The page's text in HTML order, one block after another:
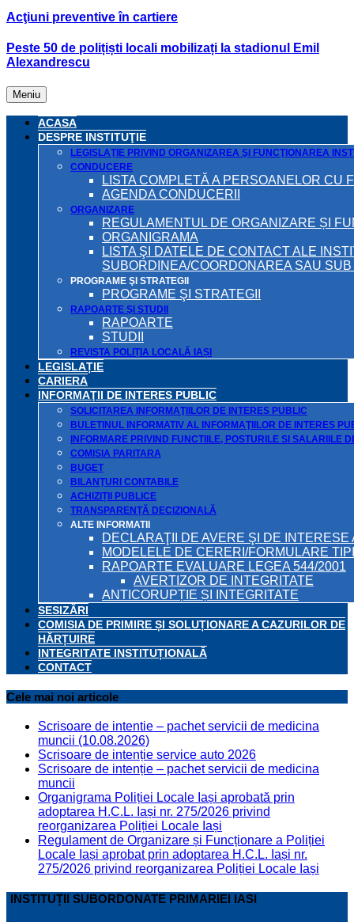
Acţiuni preventive în cartiere
Peste 50 de polițiști locali mobilizați la stadionul Emil
Alexandrescu
Meniu
ACASA
DESPRE INSTITUŢIE
LEGISLAŢIE PRIVIND ORGANIZAREA ŞI FUNCŢIONAREA
CONDUCERE
LISTA COMPLETĂ A PERSOANELOR CU
AGENDA CONDUCERII
ORGANIZARE
REGULAMENTUL DE ORGANIZARE ȘI
ORGANIGRAMA
LISTA ŞI DATELE DE CONTACT ALE
SUBORDINEA/COORDONAREA SAU
PROGRAME ŞI STRATEGII
PROGRAME ŞI STRATEGII
RAPOARTE ŞI STUDII
RAPOARTE
STUDII
REVISTA POLIȚIA LOCALĂ IAȘI
LEGISLAȚIE
CARIERA
INFORMAŢII DE INTERES PUBLIC
SOLICITAREA INFORMAŢIILOR DE INTERES PUBLIC
BULETINUL INFORMATIV AL INFORMAŢIILOR DE INTERES
INFORMARE PRIVIND FUNCTIILE, POSTURILE SI
COMISIA PARITARA
BUGET
BILANŢURI CONTABILE
ACHIZIȚII PUBLICE
TRANSPARENȚĂ DECIZIONALĂ
ALTE INFORMATII
DECLARAŢII DE AVERE ŞI DE
MODELELE DE CERERI/FORMULARE
RAPOARTE EVALUARE LEGEA 544/2001
AVERTIZOR DE INTEGRITATE
ANTICORUPȚIE ȘI INTEGRITATE
SESIZĂRI
COMISIA DE PRIMIRE ȘI SOLUȚIONARE A CAZURILOR DE
HĂRȚUIRE
INTEGRITATE INSTITUȚIONALĂ
CONTACT
Cele mai noi articole
Scrisoare de intentie – pachet servicii de medicina
muncii (10.08.2026)
Scrisoare de intenție service auto 2026
Scrisoare de intenție – pachet servicii de medicina
muncii
Organigrama Poliției Locale Iași aprobată prin
adoptarea H.C.L. Iași nr. 275/2026 privind
reorganizarea Poliției Locale Iași
Regulament de Organizare și Funcționare a Poliției
Locale Iași aprobat prin adoptarea H.C.L. Iași nr.
275/2026 privind reorganizarea Poliției Locale Iași
INSTITUȚII SUBORDONATE PRIMARIEI IASI